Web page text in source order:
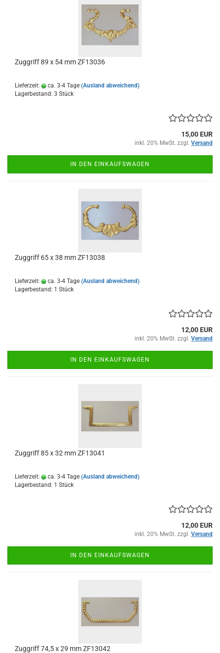
Zuggriff 89 x 54 mm ZF13036
Lieferzeit: ca. 3-4 Tage (Ausland abweichend)
Lagerbestand: 3 Stück
15,00 EUR
inkl. 20% MwSt. zzgl. Versand
IN DEN EINKAUFSWAGEN
Zuggriff 65 x 38 mm ZF13038
Lieferzeit: ca. 3-4 Tage (Ausland abweichend)
Lagerbestand: 1 Stück
12,00 EUR
inkl. 20% MwSt. zzgl. Versand
IN DEN EINKAUFSWAGEN
Zuggriff 85 x 32 mm ZF13041
Lieferzeit: ca. 3-4 Tage (Ausland abweichend)
Lagerbestand: 1 Stück
12,00 EUR
inkl. 20% MwSt. zzgl. Versand
IN DEN EINKAUFSWAGEN
Zuggriff 74,5 x 29 mm ZF13042